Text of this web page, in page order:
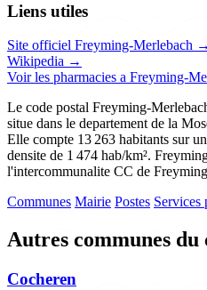
Liens utiles
Site officiel Freyming-Merlebach →
Wikipedia →
Voir les pharmacies a Freyming-
Le code postal Freyming-
situe dans le departement de la
Elle compte 13 263 habitants sur
densite de 1 474 hab/km².
l'intercommunalite CC de
Communes Mairie Postes Services
Autres communes du
Cocheren